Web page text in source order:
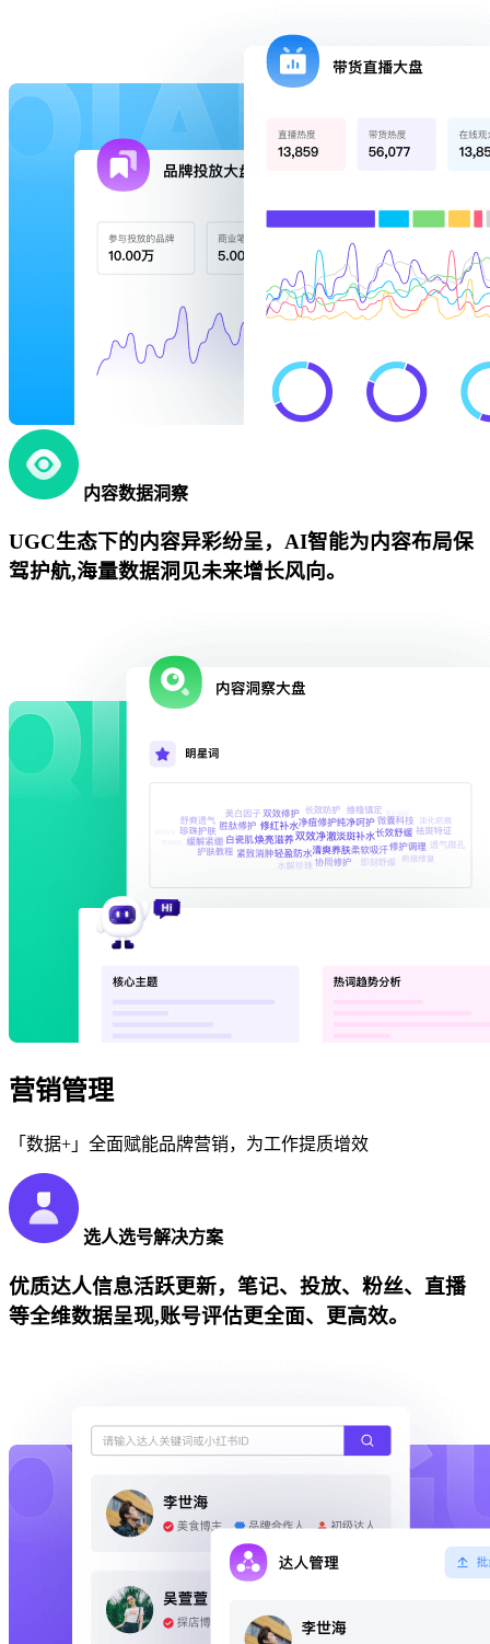
内容数据洞察
UGC生态下的内容异彩纷呈，AI智能为内容布局保
驾护航,海量数据洞见未来增长风向。
营销管理
「数据+」全面赋能品牌营销，为工作提质增效
选人选号解决方案
优质达人信息活跃更新，笔记、投放、粉丝、直播
等全维数据呈现,账号评估更全面、更高效。